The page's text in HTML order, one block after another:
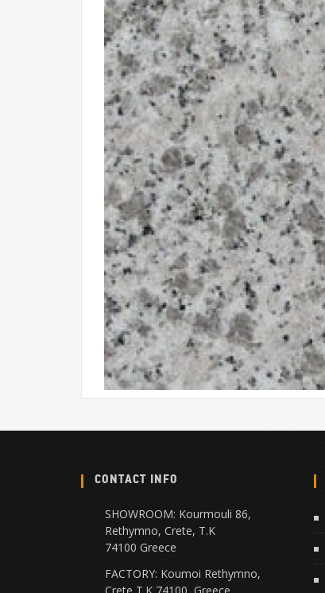
CONTACT INFO
SHOWROOM: Kourmouli 86,
Rethymno, Crete, Τ.Κ
74100 Greece
FACTORY: Koumoi Rethymno,
Crete Τ.Κ 74100, Greece